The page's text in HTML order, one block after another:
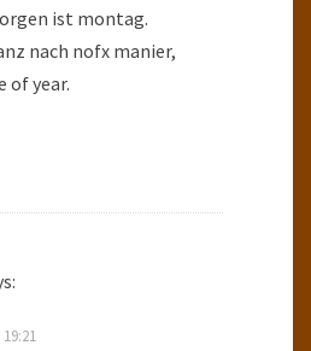
ist montag.
nach nofx manier,
of year.